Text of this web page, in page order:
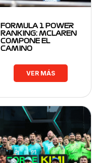
FORMULA 1 POWER
RANKING: MCLAREN
COMPONE EL
CAMINO
VER MÁS